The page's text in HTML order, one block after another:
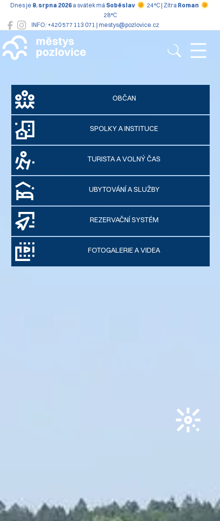
INFO: +420 577 113 071 | mestys@pozlovice.cz
Dnes je 8. srpna 2026 a svátek má Soběslav 24°C | Zítra Roman
28°C
Pozlovice
OBČAN
SPOLKY A INSTITUCE
TURISTA A VOLNÝ ČAS
UBYTOVÁNÍ A SLUŽBY
REZERVAČNÍ SYSTÉM
FOTOGALERIE A VIDEA